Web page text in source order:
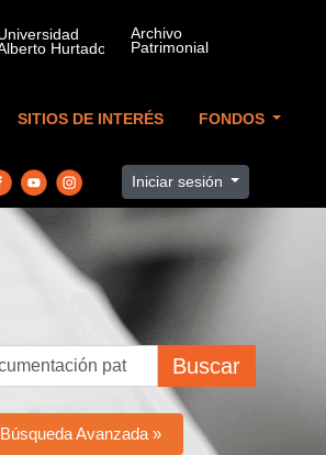
SITIOS DE INTERÉS FONDOS
Iniciar sesión
Buscar
Búsqueda Avanzada »